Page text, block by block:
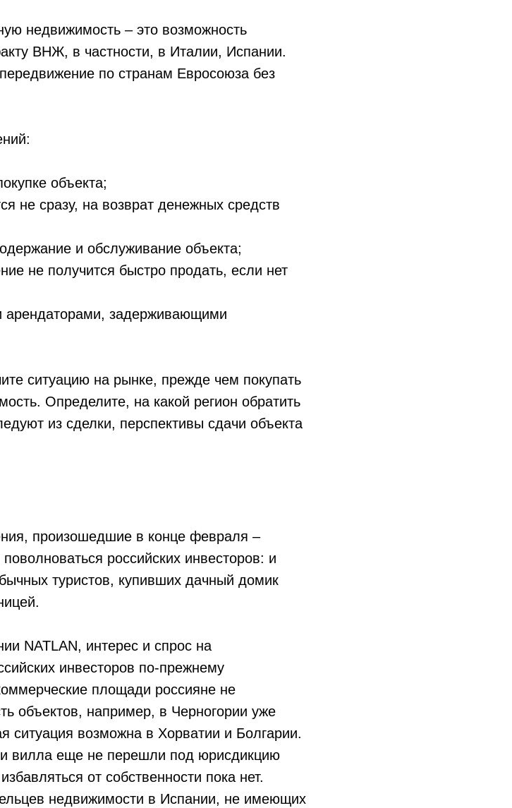
недвижимость – это возможность
ВНЖ, в частности, в Италии, Испании.
по странам Евросоюза без
объекта;
не сразу, на возврат денежных средств
и обслуживание объекта;
не получится быстро продать, если нет
задерживающими
ситуацию на рынке, прежде чем покупать
Определите, на какой регион обратить
из сделки, перспективы сдачи объекта
произошедшие в конце февраля –
российских инвесторов: и
туристов, купивших дачный домик
NATLAN, интерес и спрос на
инвесторов по-прежнему
площади россияне не
объектов, например, в Черногории уже
ситуация возможна в Хорватии и Болгарии.
вилла еще не перешли под юрисдикцию
от собственности пока нет.
недвижимости в Испании, не имеющих